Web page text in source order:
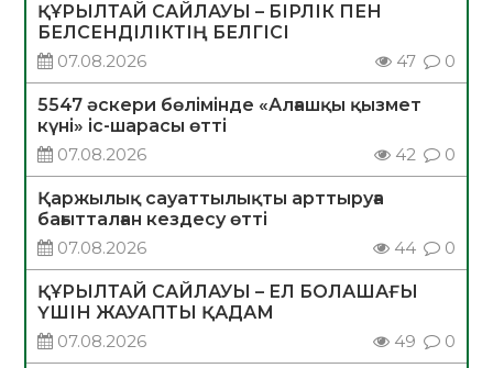
ҚҰРЫЛТАЙ САЙЛАУЫ – БІРЛІК ПЕН
БЕЛСЕНДІЛІКТІҢ БЕЛГІСІ
07.08.2026
47 0
5547 әскери бөлімінде «Алғашқы қызмет
күні» іс-шарасы өтті
07.08.2026
42 0
Қаржылық сауаттылықты арттыруға
бағытталған кездесу өтті
07.08.2026
44 0
ҚҰРЫЛТАЙ САЙЛАУЫ – ЕЛ БОЛАШАҒЫ
ҮШІН ЖАУАПТЫ ҚАДАМ
07.08.2026
49 0